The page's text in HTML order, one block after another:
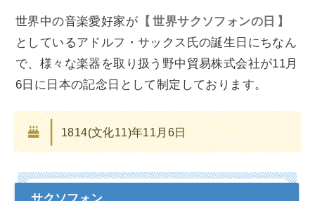
世界中の音楽愛好家が
世界サクソフォンの日
としているアドルフ・サックス氏の誕生日にちなん
で、様々な楽器を取り扱う野中貿易株式会社が11月
6日に日本の記念日として制定しております。
1814(文化11)年11月6日